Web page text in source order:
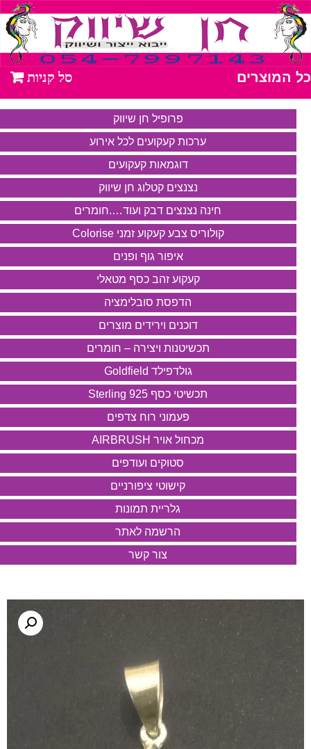
כל המוצרים
פרופיל חן שיווק
ערכות קעקועים לכל אירוע
דוגמאות קעקועים
נצנצים קטלוג חן שיווק
חינה נצנצים דבק ועוד….חומרים
קולוריס צבע קעקוע זמני Colorise
איפור גוף ופנים
קעקוע זהב כסף מטאלי
הדפסת סובלימציה
דוכנים וירידים מוצרים
תכשיטנות ויצירה – חומרים
גולדפילד Goldfield
תכשיטי כסף 925 Sterling
פעמוני רוח צדפים
מכחול אויר AIRBRUSH
סטוקים ועודפים
קישוטי ציפורניים
גלריית תמונות
הרשמה לאתר
צור קשר